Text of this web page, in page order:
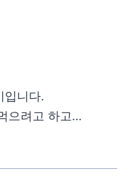
입니다.
으려고 하고…